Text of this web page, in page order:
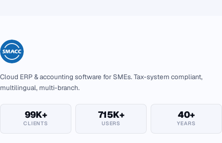
Cloud ERP & accounting software for SMEs. Tax-system compliant,
multilingual, multi-branch.
99K+
CLIENTS
715K+
USERS
40+
YEARS